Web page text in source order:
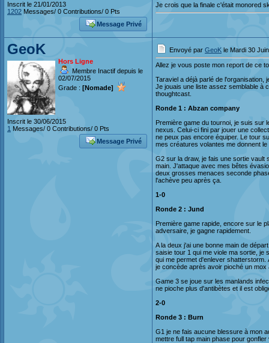
Inscrit le 21/01/2013
1202 Messages/ 0 Contributions/ 0 Pts
Message Privé
Je crois que la finale c'était monored
GeoK
Hors Ligne
Membre Inactif depuis le
02/07/2015
Grade : [Nomade]
Inscrit le 30/06/2015
1 Messages/ 0 Contributions/ 0 Pts
Message Privé
Envoyé par GeoK le Mardi 30
Allez je vous poste mon report de ce
Taraviel a déjà parlé de l'organisation,
Je jouais une liste assez semblable à
thoughtcast.
Ronde 1 : Abzan company
Première game du tournoi, je suis sur
nexus. Celui-ci fini par jouer une
ne peux pas encore équiper. Le tour
mes créatures volantes me donnent le
G2 sur la draw, je fais une sortie vault
main. J'attaque avec mes bêtes
deux grosses menaces seconde
l'achève peu après ça.
1-0
Ronde 2 : Jund
Première game rapide, encore sur le
adversaire, je gagne rapidement.
A la deux j'ai une bonne main de
saisie tour 1 qui me viole ma sortie, je
qui me permet d'enlever
je concède après avoir pioché un mox
Game 3 se joue sur les manlands
ne pioche plus d'antibètes et il est
2-0
Ronde 3 : Burn
G1 je ne fais aucune blessure à mon
mettre full tap main phase pour gonfler